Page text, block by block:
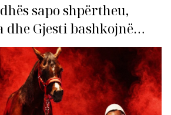
sapo shpërtheu,
Gjesti bashkojnë